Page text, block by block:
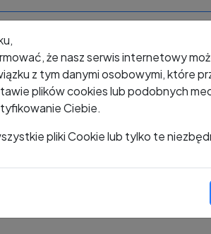
+48 487
że nasz serwis internetowy
z tym danymi osobowymi, które
plików cookies lub podobnych
Ciebie.
pliki Cookie lub tylko te